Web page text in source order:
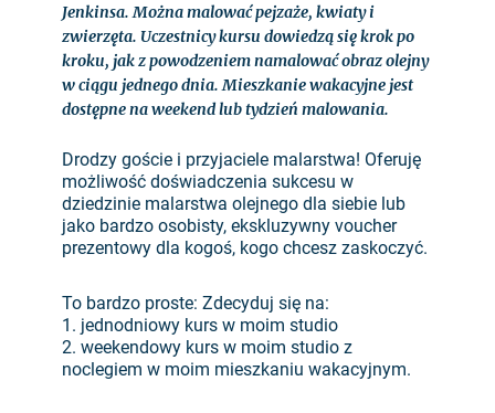
Jenkinsa. Można malować pejzaże, kwiaty i
zwierzęta. Uczestnicy kursu dowiedzą się krok po
kroku, jak z powodzeniem namalować obraz olejny
w ciągu jednego dnia. Mieszkanie wakacyjne jest
dostępne na weekend lub tydzień malowania.
Drodzy goście i przyjaciele malarstwa! Oferuję
możliwość doświadczenia sukcesu w
dziedzinie malarstwa olejnego dla siebie lub
jako bardzo osobisty, ekskluzywny voucher
prezentowy dla kogoś, kogo chcesz zaskoczyć.
To bardzo proste: Zdecyduj się na:
1. jednodniowy kurs w moim studio
2. weekendowy kurs w moim studio z
noclegiem w moim mieszkaniu wakacyjnym.